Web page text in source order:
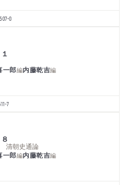
0
一郎編内藤乾吉編
7
清朝史通論
一郎編内藤乾吉編